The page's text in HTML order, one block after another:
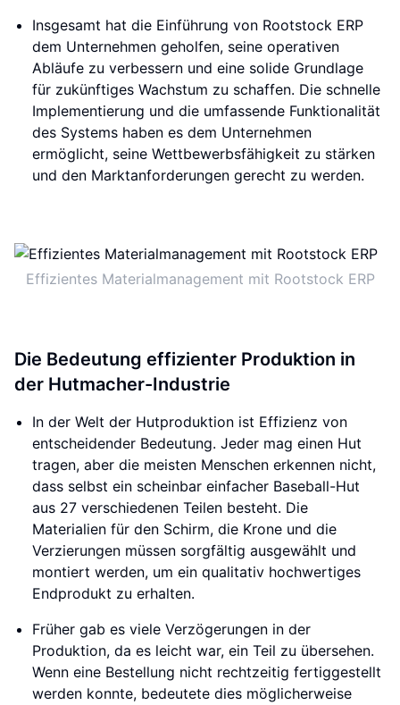
Insgesamt hat die Einführung von Rootstock ERP
dem Unternehmen geholfen, seine operativen
Abläufe zu verbessern und eine solide Grundlage
für zukünftiges Wachstum zu schaffen. Die schnelle
Implementierung und die umfassende Funktionalität
des Systems haben es dem Unternehmen
ermöglicht, seine Wettbewerbsfähigkeit zu stärken
und den Marktanforderungen gerecht zu werden.
Effizientes Materialmanagement mit Rootstock ERP
Die Bedeutung effizienter Produktion in
der Hutmacher-Industrie
In der Welt der Hutproduktion ist Effizienz von
entscheidender Bedeutung. Jeder mag einen Hut
tragen, aber die meisten Menschen erkennen nicht,
dass selbst ein scheinbar einfacher Baseball-Hut
aus 27 verschiedenen Teilen besteht. Die
Materialien für den Schirm, die Krone und die
Verzierungen müssen sorgfältig ausgewählt und
montiert werden, um ein qualitativ hochwertiges
Endprodukt zu erhalten.
Früher gab es viele Verzögerungen in der
Produktion, da es leicht war, ein Teil zu übersehen.
Wenn eine Bestellung nicht rechtzeitig fertiggestellt
werden konnte, bedeutete dies möglicherweise